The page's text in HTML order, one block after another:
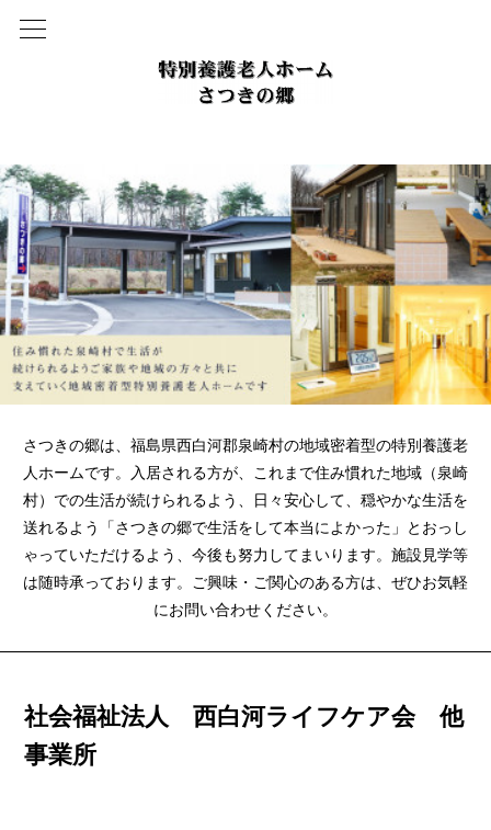
さつきの郷は、福島県西白河郡泉崎村の地域密着型の特別養護老
人ホームです。入居される方が、これまで住み慣れた地域（泉崎
村）での生活が続けられるよう、日々安心して、穏やかな生活を
送れるよう「さつきの郷で生活をして本当によかった」とおっし
ゃっていただけるよう、今後も努力してまいります。施設見学等
は随時承っております。ご興味・ご関心のある方は、ぜひお気軽
にお問い合わせください。
社会福祉法人 西白河ライフケア会 他
事業所